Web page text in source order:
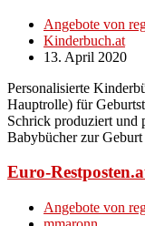
Angebote von
Kinderbuch.at
13. April 2020
Personalisierte
Hauptrolle) für
Schrick produziert und
Babybücher zur Geburt
Euro-
Angebote von